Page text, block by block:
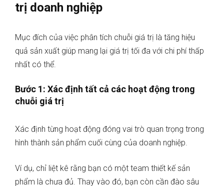
trị doanh nghiệp
Mục đích của việc phân tích chuỗi giá trị là tăng hiệu
quả sản xuất giúp mang lại giá trị tối đa với chi phí thấp
nhất có thể.
Bước 1: Xác định tất cả các hoạt động trong
chuỗi giá trị
Xác định từng hoạt động đóng vai trò quan trọng trong
hình thành sản phẩm cuối cùng của doanh nghiệp.
Ví dụ, chỉ liệt kê rằng bạn có một team thiết kế sản
phẩm là chưa đủ. Thay vào đó, bạn còn cần đào sâu